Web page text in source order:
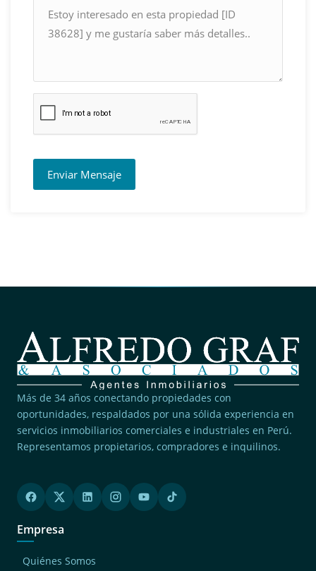
Enviar Mensaje
Más de 34 años conectando propiedades con
oportunidades, respaldados por una sólida experiencia en
servicios inmobiliarios comerciales e industriales en Perú.
Representamos propietarios, compradores e inquilinos.
Empresa
Quiénes Somos